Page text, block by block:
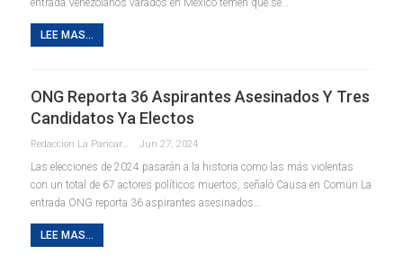
entrada Venezolanos varados en México temen que se…
LEE MAS...
ONG Reporta 36 Aspirantes Asesinados Y Tres
Candidatos Ya Electos
Redaccion La Pancarta De Quintana Roo Jun 27, 2024
Las elecciones de 2024 pasarán a la historia como las más violentas
con un total de 67 actores políticos muertos, señaló Causa en Común La
entrada ONG reporta 36 aspirantes asesinados…
LEE MAS...